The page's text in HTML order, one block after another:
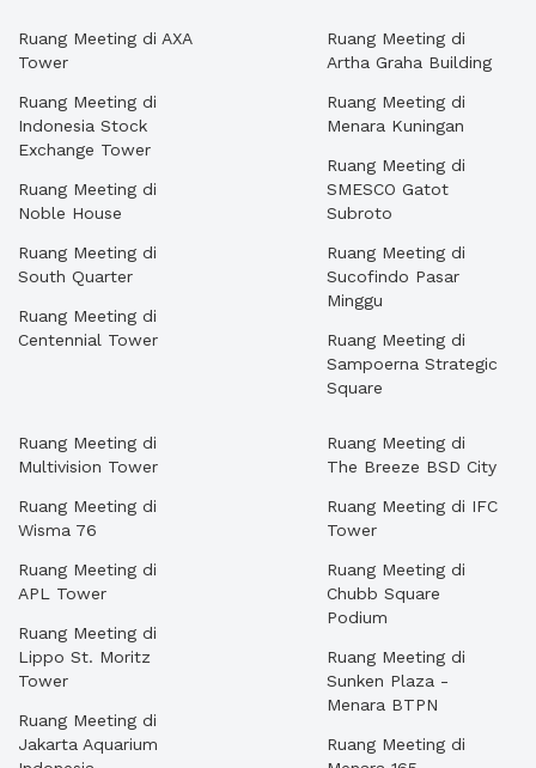
Ruang Meeting di AXA
Tower
Ruang Meeting di
Indonesia Stock
Exchange Tower
Ruang Meeting di
Noble House
Ruang Meeting di
South Quarter
Ruang Meeting di
Centennial Tower
Ruang Meeting di
Artha Graha Building
Ruang Meeting di
Menara Kuningan
Ruang Meeting di
SMESCO Gatot
Subroto
Ruang Meeting di
Sucofindo Pasar
Minggu
Ruang Meeting di
Sampoerna Strategic
Square
Ruang Meeting di
Multivision Tower
Ruang Meeting di
Wisma 76
Ruang Meeting di
APL Tower
Ruang Meeting di
Lippo St. Moritz
Tower
Ruang Meeting di
Jakarta Aquarium
Ruang Meeting di
The Breeze BSD City
Ruang Meeting di IFC
Tower
Ruang Meeting di
Chubb Square
Podium
Ruang Meeting di
Sunken Plaza -
Menara BTPN
Ruang Meeting di